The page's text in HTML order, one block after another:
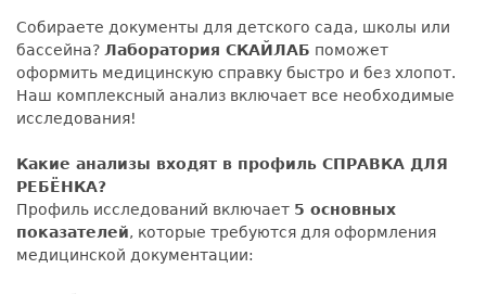
Собираете документы для детского сада, школы или
бассейна? Лаборатория СКАЙЛАБ поможет
оформить медицинскую справку быстро и без хлопот.
Наш комплексный анализ включает все необходимые
исследования!
Какие анализы входят в профиль СПРАВКА ДЛЯ
РЕБЁНКА?
Профиль исследований включает 5 основных
показателей, которые требуются для оформления
медицинской документации: